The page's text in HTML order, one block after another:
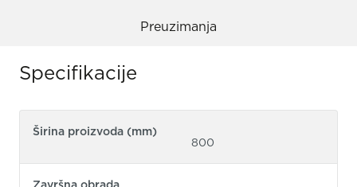
Preuzimanja
Specifikacije
Širina proizvoda (mm)
800